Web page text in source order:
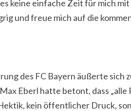
keine einfache Zeit für mich
und freue mich auf die
des FC Bayern äußerte
Eberl hatte betont, dass
kein öffentlicher Druck,